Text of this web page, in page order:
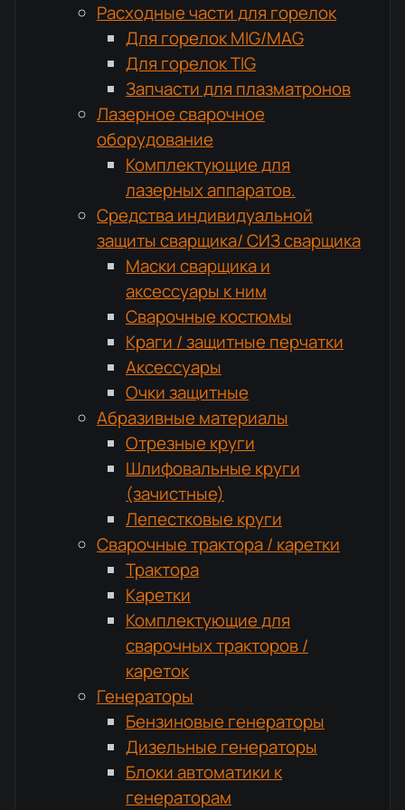
Расходные части для горелок
Для горелок MIG/MAG
Для горелок TIG
Запчасти для плазматронов
Лазерное сварочное
оборудование
Комплектующие для
лазерных аппаратов.
Средства индивидуальной
защиты сварщика/ СИЗ сварщика
Маски сварщика и
аксессуары к ним
Сварочные костюмы
Краги / защитные перчатки
Аксессуары
Очки защитные
Абразивные материалы
Отрезные круги
Шлифовальные круги
(зачистные)
Лепестковые круги
Сварочные трактора / каретки
Трактора
Каретки
Комплектующие для
сварочных тракторов /
кареток
Генераторы
Бензиновые генераторы
Дизельные генераторы
Блоки автоматики к
генераторам